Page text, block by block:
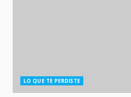
LO QUE TE PERDISTE